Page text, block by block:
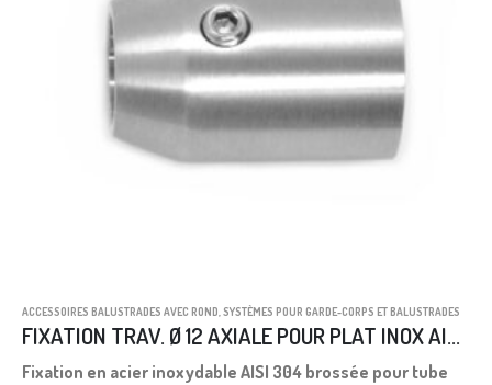
ACCESSOIRES BALUSTRADES AVEC ROND SYSTÈMES POUR GARDE-CORPS ET BALUSTRADES
FIXATION TRAV. Ø 12 AXIALE POUR PLAT INOX AISI 304 BROSSÉE
Fixation en acier inoxydable AISI 304 brossée pour tube